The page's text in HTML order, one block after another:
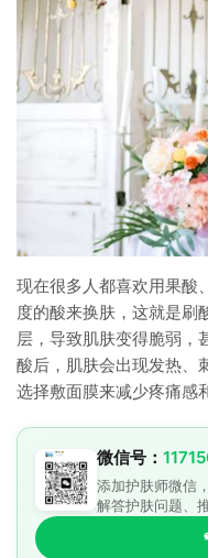
现在很多人都喜欢用果酸
度的酸来换肤，这就是刷
层，导致肌肤变得脆弱，
酸后，肌肤会出现发热、
选择敷面膜来减少疼痛感
微信号：
添加护肤师微信
解答护肤问题、